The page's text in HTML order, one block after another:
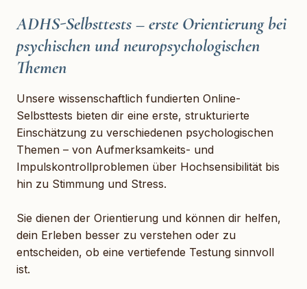
ADHS-Selbsttests – erste Orientierung bei
psychischen und neuropsychologischen
Themen
Unsere wissenschaftlich fundierten Online-
Selbsttests bieten dir eine erste, strukturierte
Einschätzung zu verschiedenen psychologischen
Themen – von Aufmerksamkeits- und
Impulskontrollproblemen über Hochsensibilität bis
hin zu Stimmung und Stress.
Sie dienen der Orientierung und können dir helfen,
dein Erleben besser zu verstehen oder zu
entscheiden, ob eine vertiefende Testung sinnvoll
ist.